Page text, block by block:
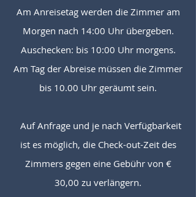
Am Anreisetag werden die Zimmer am
Morgen nach 14:00 Uhr übergeben.
Auschecken: bis 10:00 Uhr morgens.
Am Tag der Abreise müssen die Zimmer
bis 10.00 Uhr geräumt sein.
Auf Anfrage und je nach Verfügbarkeit
ist es möglich, die Check-out-Zeit des
Zimmers gegen eine Gebühr von €
30,00 zu verlängern.